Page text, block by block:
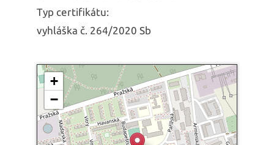
Typ certifikátu:
vyhláška č. 264/2020 Sb
+
−